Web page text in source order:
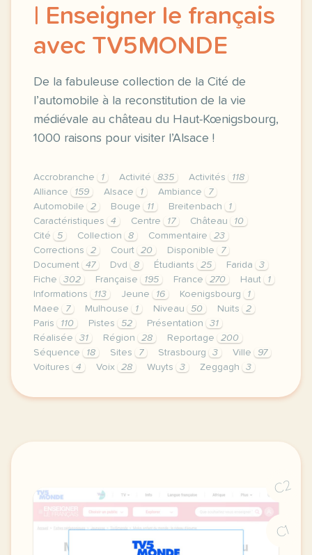
| Enseigner le français
avec TV5MONDE
De la fabuleuse collection de la Cité de
l’automobile à la reconstitution de la vie
médiévale au château du Haut-Kœnigsbourg,
1000 raisons pour visiter l’Alsace !
Accrobranche 1 Activité 835 Activités
118
Alliance
159 Alsace 1 Ambiance
7
Automobile
2 Bouge 11 Breitenbach
1
Caractéristiques
4 Centre 17 Château
10
Cité
5 Collection 8 Commentaire
23
Corrections
2 Court 20 Disponible
7
Document
47 Dvd 8 Étudiants 25 Farida
3
Fiche
302 Française 195 France 270 Haut
1
Informations
113 Jeune 16 Koenigsbourg
1
Maee
7 Mulhouse 1 Niveau 50 Nuits
2
Paris
110 Pistes 52 Présentation
31
Réalisée
31 Région 28 Reportage
200
Séquence
18 Sites 7 Strasbourg 3 Ville
97
Voitures
4 Voix 28 Wuyts 3 Zeggagh 3
le respect de votre vie privee est une priorite
C2
C1